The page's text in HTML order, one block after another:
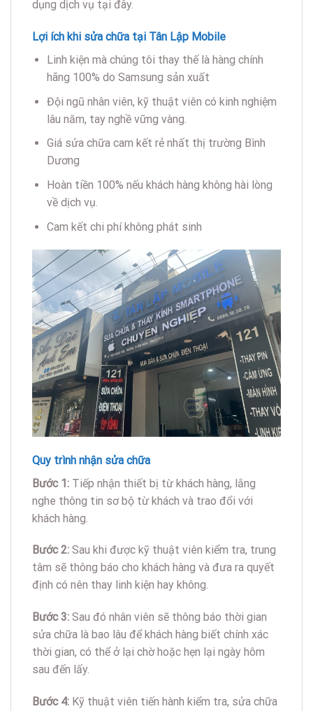
dụng dịch vụ tại đây.
Lợi ích khi sửa chữa tại Tân Lập Mobile
Linh kiện mà chúng tôi thay thế là hàng chính
hãng 100% do Samsung sản xuất
Đội ngũ nhân viên, kỹ thuật viên có kinh nghiệm
lâu năm, tay nghề vững vàng.
Giá sửa chữa cam kết rẻ nhất thị trường Bình
Dương
Hoàn tiền 100% nếu khách hàng không hài lòng
về dịch vụ.
Cam kết chi phí không phát sinh
Quy trình nhận sửa chữa
Bước 1: Tiếp nhận thiết bị từ khách hàng, lắng
nghe thông tin sơ bộ từ khách và trao đổi với
khách hàng.
Bước 2: Sau khi được kỹ thuật viên kiểm tra, trung
tâm sẽ thông báo cho khách hàng và đưa ra quyết
định có nên thay linh kiện hay không.
Bước 3: Sau đó nhân viên sẽ thông báo thời gian
sửa chữa là bao lâu để khách hàng biết chính xác
thời gian, có thể ở lại chờ hoặc hẹn lại ngày hôm
sau đến lấy.
Bước 4: Kỹ thuật viên tiến hành kiểm tra, sửa chữa